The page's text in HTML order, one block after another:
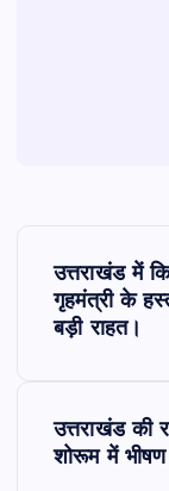
उत्तराखंड में
गृहमंत्री के
बड़ी राहत।
उत्तराखंड की
शोरूम में